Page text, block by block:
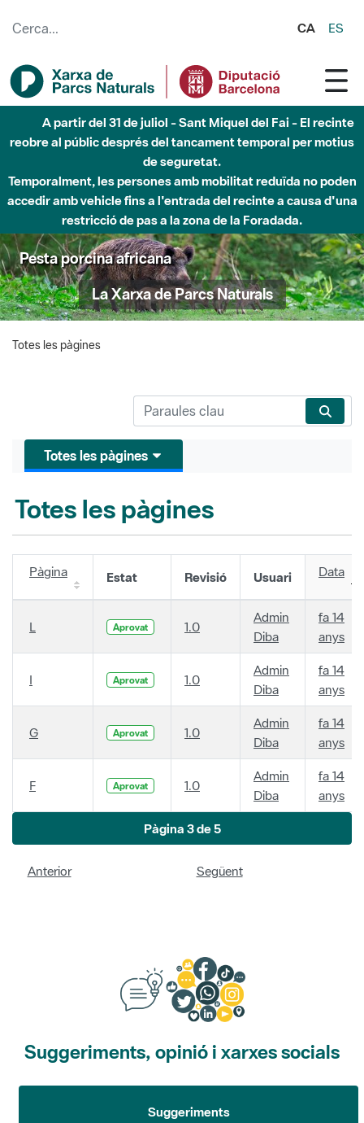
CA ES
A partir del 31 de juliol - Sant Miquel del Fai - El recinte
reobre al públic després del tancament temporal per motius
de seguretat.
Temporalment, les persones amb mobilitat reduïda no poden
accedir amb vehicle fins a l'entrada del recinte a causa d'una
restricció de pas a la zona de la Foradada.
Pesta porcina africana
La Xarxa de Parcs Naturals
Totes les pàgines
Totes les pàgines
Totes les pàgines
Pàgina Estat Revisió Usuari Data
L Aprovat 1.0
Admin
Diba
fa 14
anys
I Aprovat 1.0
Admin
Diba
fa 14
anys
G Aprovat 1.0
Admin
Diba
fa 14
anys
F Aprovat 1.0
Admin
Diba
fa 14
anys
Pàgina 3 de 5
Anterior Següent
Suggeriments, opinió i xarxes socials
Suggeriments